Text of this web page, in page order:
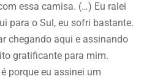
essa camisa. (…) Eu ralei
para o Sul, eu sofri bastante.
chegando aqui e assinando
gratificante para mim.
porque eu assinei um